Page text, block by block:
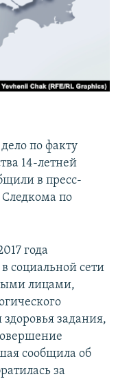
по факту
14-летней
в пресс-
Следкома по
года
социальной сети
лицами,
задания,
сообщила об
за